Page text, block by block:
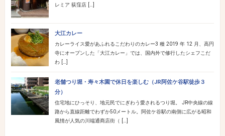
レミア 荻窪店 […]
大江カレー
カレーライス愛があふれるこだわりのカレー3 種 2019 年 12 月、高円
寺にオープンした「大江カレー」では、国内外で修行したシェフこだ
わ […]
老舗つり堀・寿々木園で休日を楽しむ（JR阿佐ケ谷駅徒歩３
分）
住宅地にひっそり、地元民でにぎわう愛されるつり堀。 JR中央線の線
路から直線距離でわずか50メートル。阿佐ケ谷駅の南側に広がる昭和
風情が人気の川端通商店街（ […]